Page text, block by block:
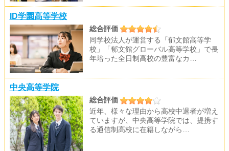
ID学園高等学校
総合評価
同学校法人が運営する「郁文館高等学
校」「郁文館グローバル高等学校」で長
年培った全日制高校の豊富なカ…
中央高等学院
総合評価
近年、様々な理由から高校中退者が増え
ていますが、中央高等学院では、提携す
る通信制高校に在籍しながら…